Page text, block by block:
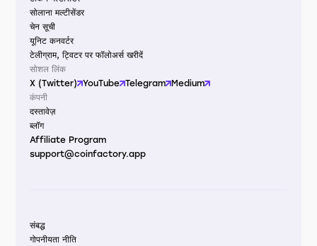
सोलाना मल्टीसेंडर
चेन सूची
यूनिट कनवर्टर
टेलीग्राम, ट्विटर पर फॉलोअर्स खरीदें
सोशल लिंक
X (Twitter) YouTube Telegram
Medium
कंपनी
दस्तावेज़
ब्लॉग
Affiliate Program
support@coinfactory.app
संबद्ध
गोपनीयता नीति